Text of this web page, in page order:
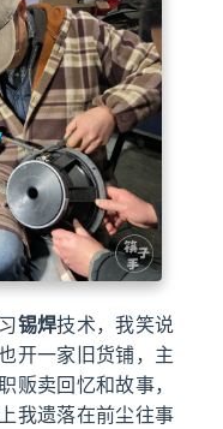
锡焊技术，我笑说
开一家旧货铺，主
贩卖回忆和故事，
我遗落在前尘往事